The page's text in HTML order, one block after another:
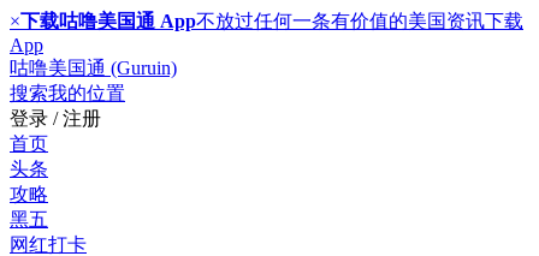
×下载咕噜美国通 App不放过任何一条有价值的美国资讯下载
App
咕噜美国通 (Guruin)
搜索我的位置
登录 / 注册
首页
头条
攻略
黑五
网红打卡